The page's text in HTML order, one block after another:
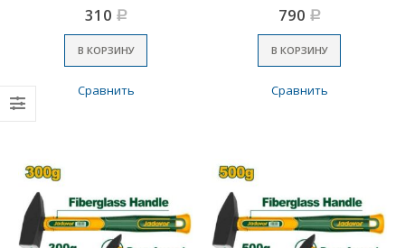
310 Р
В КОРЗИНУ
Сравнить
790 Р
В КОРЗИНУ
Сравнить